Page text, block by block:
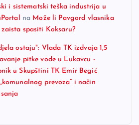
i sistematski teška industrija u
na Može li Pavgord vlasnika
spasiti Koksaru?
ostaju": Vlada TK izdvaja 1,5
pitke vode u Lukavcu -
u Skupštini TK Emir Begić
prevoza“ i način